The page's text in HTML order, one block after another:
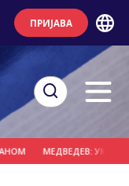
ПРИЈАВА
МЕДВЕДЕВ: УКРАЈИНА